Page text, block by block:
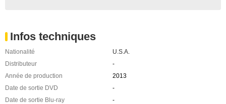
Infos techniques
Nationalité
U.S.A.
Distributeur
-
Année de production
2013
Date de sortie DVD
-
Date de sortie Blu-ray
-